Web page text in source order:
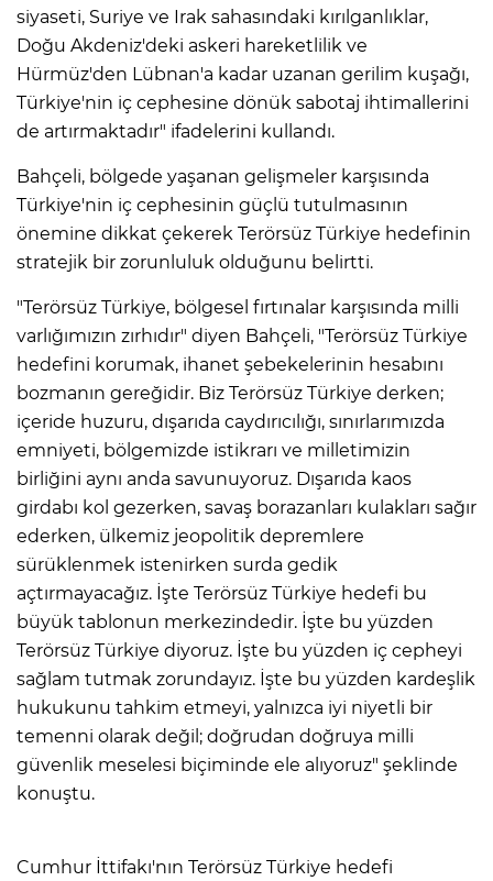
siyaseti, Suriye ve Irak sahasındaki kırılganlıklar,
Doğu Akdeniz'deki askeri hareketlilik ve
Hürmüz'den Lübnan'a kadar uzanan gerilim kuşağı,
Türkiye'nin iç cephesine dönük sabotaj ihtimallerini
de artırmaktadır" ifadelerini kullandı.
Bahçeli, bölgede yaşanan gelişmeler karşısında
Türkiye'nin iç cephesinin güçlü tutulmasının
önemine dikkat çekerek Terörsüz Türkiye hedefinin
stratejik bir zorunluluk olduğunu belirtti.
"Terörsüz Türkiye, bölgesel fırtınalar karşısında milli
varlığımızın zırhıdır" diyen Bahçeli, "Terörsüz Türkiye
hedefini korumak, ihanet şebekelerinin hesabını
bozmanın gereğidir. Biz Terörsüz Türkiye derken;
içeride huzuru, dışarıda caydırıcılığı, sınırlarımızda
emniyeti, bölgemizde istikrarı ve milletimizin
birliğini aynı anda savunuyoruz. Dışarıda kaos
girdabı kol gezerken, savaş borazanları kulakları sağır
ederken, ülkemiz jeopolitik depremlere
sürüklenmek istenirken surda gedik
açtırmayacağız. İşte Terörsüz Türkiye hedefi bu
büyük tablonun merkezindedir. İşte bu yüzden
Terörsüz Türkiye diyoruz. İşte bu yüzden iç cepheyi
sağlam tutmak zorundayız. İşte bu yüzden kardeşlik
hukukunu tahkim etmeyi, yalnızca iyi niyetli bir
temenni olarak değil; doğrudan doğruya milli
güvenlik meselesi biçiminde ele alıyoruz" şeklinde
konuştu.
Cumhur İttifakı'nın Terörsüz Türkiye hedefi